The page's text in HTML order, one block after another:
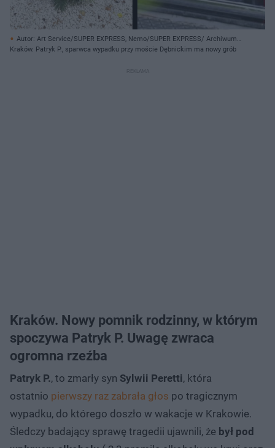
Autor: Art Service/SUPER EXPRESS, Nemo/SUPER EXPRESS/ Archiwum
prywatne
Kraków. Patryk P., sparwca wypadku przy moście Dębnickim ma nowy grób
Kraków. Nowy pomnik rodzinny, w którym
spoczywa Patryk P. Uwagę zwraca
ogromna rzeźba
Patryk P., to zmarły syn Sylwii Peretti, która
ostatnio pierwszy raz zabrała głos po tragicznym
wypadku, do którego doszło w wakacje w Krakowie.
Śledczy badający sprawę tragedii ujawnili, że był pod